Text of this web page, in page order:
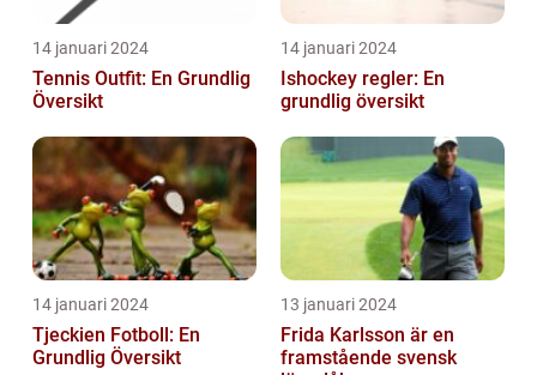
14 januari 2024
Tennis Outfit: En Grundlig
Översikt
14 januari 2024
Ishockey regler: En
grundlig översikt
14 januari 2024
Tjeckien Fotboll: En
Grundlig Översikt
13 januari 2024
Frida Karlsson är en
framstående svensk